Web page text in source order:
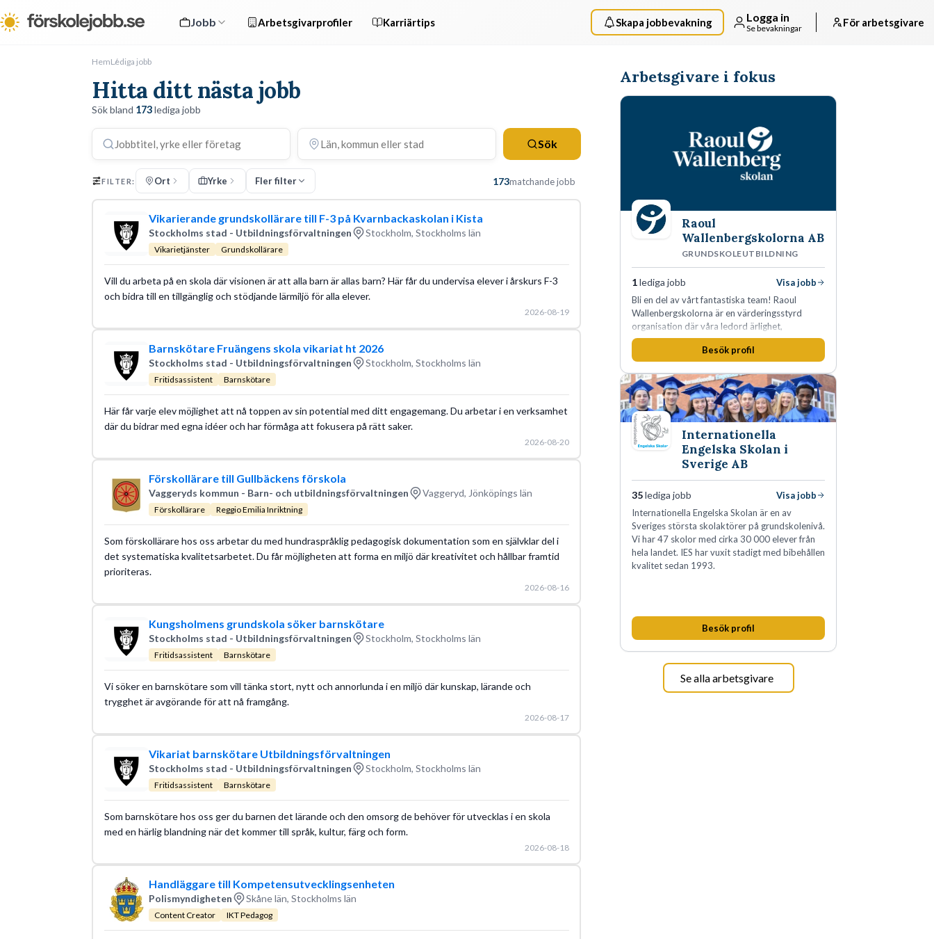
Jobb Arbetsgivarprofiler Karriärtips Skapa jobbevakning Logga in
Se bevakningar För arbetsgivare
HemLediga jobb
Hitta ditt nästa jobb
Sök bland 173lediga jobb
Sök
FILTER: Ort Yrke Fler filter 173matchande jobb
Vikarierande grundskollärare till F-3 på Kvarnbackaskolan i Kista
Stockholms stad - Utbildningsförvaltningen Stockholm, Stockholms län
Vikarietjänster Grundskollärare
Vill du arbeta på en skola där visionen är att alla barn är allas barn? Här får du undervisa elever i årskurs F-3
och bidra till en tillgänglig och stödjande lärmiljö för alla elever.
2026-08-19
Barnskötare Fruängens skola vikariat ht 2026
Stockholms stad - Utbildningsförvaltningen Stockholm, Stockholms län
Fritidsassistent Barnskötare
Här får varje elev möjlighet att nå toppen av sin potential med ditt engagemang. Du arbetar i en verksamhet
där du bidrar med egna idéer och har förmåga att fokusera på rätt saker.
2026-08-20
Förskollärare till Gullbäckens förskola
Vaggeryds kommun - Barn- och utbildningsförvaltningen Vaggeryd, Jönköpings län
Förskollärare Reggio Emilia Inriktning
Som förskollärare hos oss arbetar du med hundraspråklig pedagogisk dokumentation som en självklar del i
det systematiska kvalitetsarbetet. Du får möjligheten att forma en miljö där kreativitet och hållbar framtid
prioriteras.
2026-08-16
Kungsholmens grundskola söker barnskötare
Stockholms stad - Utbildningsförvaltningen Stockholm, Stockholms län
Fritidsassistent Barnskötare
Vi söker en barnskötare som vill tänka stort, nytt och annorlunda i en miljö där kunskap, lärande och
trygghet är avgörande för att nå framgång.
2026-08-17
Vikariat barnskötare Utbildningsförvaltningen
Stockholms stad - Utbildningsförvaltningen Stockholm, Stockholms län
Fritidsassistent Barnskötare
Som barnskötare hos oss ger du barnen det lärande och den omsorg de behöver för utvecklas i en skola
med en härlig blandning när det kommer till språk, kultur, färg och form.
2026-08-18
Handläggare till Kompetensutvecklingsenheten
Polismyndigheten Skåne län, Stockholms län
Content Creator IKT Pedagog
Arbetsgivare i fokus
Raoul
Wallenbergskolorna AB
GRUNDSKOLEUTBILDNING
1lediga jobb
Visa jobb
Bli en del av vårt fantastiska team! Raoul
Wallenbergskolorna är en värderingsstyrd
organisation där våra ledord ärlighet,
medkänsla, mod och handlingskraft
genomsyrar allt vi gör. Vi är tydliga med vad vi
samtidigt möjligheter att växa och utvecklas
internt.
Besök profil
Internationella
Engelska Skolan i
Sverige AB
35lediga jobb
Visa jobb
Internationella Engelska Skolan är en av
Sveriges största skolaktörer på grundskolenivå.
Vi har 47 skolor med cirka 30 000 elever från
hela landet. IES har vuxit stadigt med bibehållen
kvalitet sedan 1993.
Besök profil
Se alla arbetsgivare